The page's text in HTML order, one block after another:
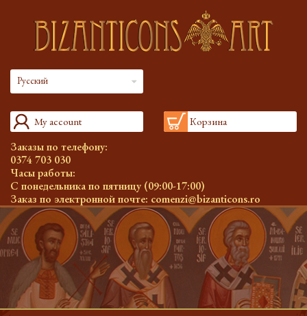
Русский
My account Корзина
Заказы по телефону:
0374 703 030
Часы работы:
С понедельника по пятницу (09:00-17:00)
Заказ по электронной почте: comenzi@bizanticons.ro